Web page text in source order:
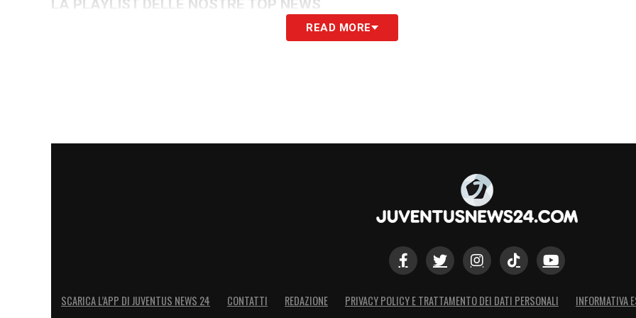
LA PLAYLIST DELLE NOSTRE TOP NEWS
READ MORE
SCARICA L’APP DI JUVENTUS NEWS 24 CONTATTI REDAZIONE PRIVACY POLICY E TRATTAMENTO DEI DATI PERSONALI INFORMATIVA